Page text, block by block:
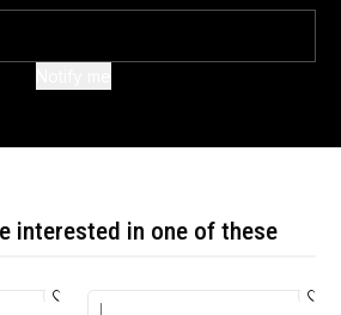
interested in one of these